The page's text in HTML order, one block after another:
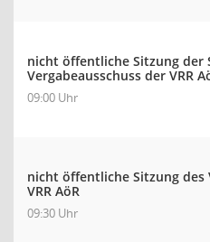
nicht öffentliche Sitzung der
Vergabeausschuss der VRR
09:00 Uhr
nicht öffentliche Sitzung des
VRR AöR
09:30 Uhr